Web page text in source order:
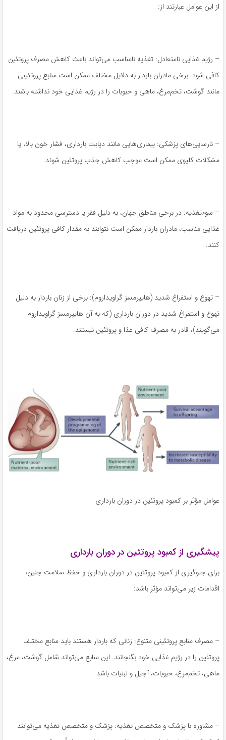
از این عوامل عبارتند از:
– رژیم غذایی نامتعادل: تغذیه نامناسب می‌تواند باعث کاهش مصرف پروتئین
کافی شود. برخی مادران باردار به دلایل مختلف ممکن است منابع پروتئینی
مانند گوشت، تخم‌مرغ، ماهی و حبوبات را در رژیم غذایی خود نداشته باشند.
– نارسایی‌های پزشکی: بیماری‌هایی مانند دیابت بارداری، فشار خون بالا، یا
مشکلات کلیوی ممکن است موجب کاهش جذب پروتئین شوند.
– سوءتغذیه: در برخی مناطق جهان، به دلیل فقر یا دسترسی محدود به مواد
غذایی مناسب، مادران باردار ممکن است نتوانند به مقدار کافی پروتئین دریافت
کنند.
– تهوع و استفراغ شدید (هایپرمسز گراویداروم): برخی از زنان باردار به دلیل
تهوع و استفراغ شدید در دوران بارداری (که به آن هایپرمسز گراویداروم
می‌گویند)، قادر به مصرف کافی غذا و پروتئین نیستند.
عوامل مؤثر بر کمبود پروتئین در دوران بارداری
پیشگیری از کمبود پروتئین در دوران بارداری
برای جلوگیری از کمبود پروتئین در دوران بارداری و حفظ سلامت جنین،
اقدامات زیر می‌تواند مؤثر باشد:
– مصرف منابع پروتئینی متنوع: زنانی که باردار هستند باید منابع مختلف
پروتئین را در رژیم غذایی خود بگنجانند. این منابع می‌تواند شامل گوشت، مرغ،
ماهی، تخم‌مرغ، حبوبات، آجیل و لبنیات باشد.
– مشاوره با پزشک و متخصص تغذیه: پزشک و متخصص تغذیه می‌توانند